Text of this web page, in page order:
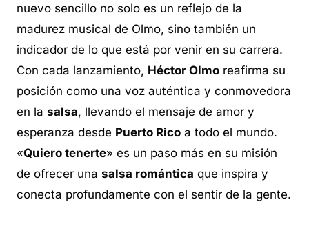
nuevo sencillo no solo es un reflejo de la
madurez musical de Olmo, sino también un
indicador de lo que está por venir en su carrera.
Con cada lanzamiento, Héctor Olmo reafirma su
posición como una voz auténtica y conmovedora
en la salsa, llevando el mensaje de amor y
esperanza desde Puerto Rico a todo el mundo.
«Quiero tenerte» es un paso más en su misión
de ofrecer una salsa romántica que inspira y
conecta profundamente con el sentir de la gente.